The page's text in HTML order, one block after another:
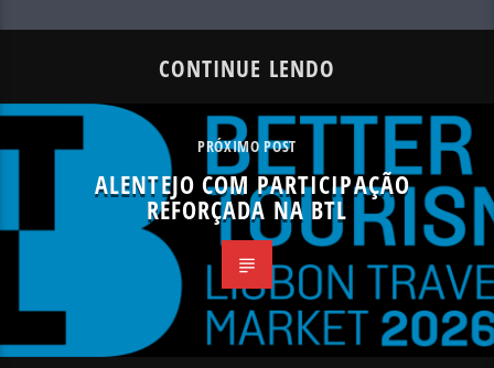
CONTINUE LENDO
PRÓXIMO POST
ALENTEJO COM PARTICIPAÇÃO
REFORÇADA NA BTL